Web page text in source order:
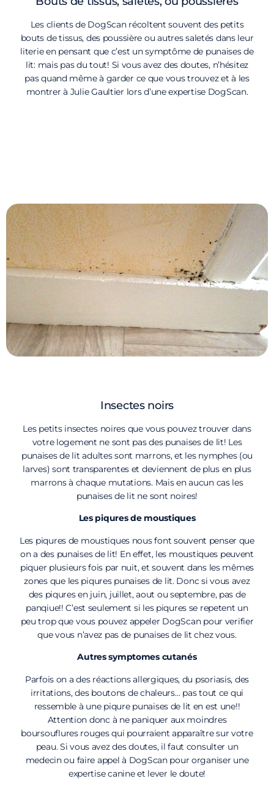
Les clients de DogScan récoltent souvent des petits
bouts de tissus, des poussière ou autres saletés dans leur
literie en pensant que c’est un symptôme de punaises de
lit: mais pas du tout! Si vous avez des doutes, n’hésitez
pas quand même à garder ce que vous trouvez et à les
montrer à Julie Gaultier lors d’une expertise DogScan.
Insectes noirs
Les petits insectes noires que vous pouvez trouver dans
votre logement ne sont pas des punaises de lit! Les
punaises de lit adultes sont marrons, et les nymphes (ou
larves) sont transparentes et deviennent de plus en plus
marrons à chaque mutations. Mais en aucun cas les
punaises de lit ne sont noires!
Les piqures de moustiques
Les piqures de moustiques nous font souvent penser que
on a des punaises de lit! En effet, les moustiques peuvent
piquer plusieurs fois par nuit, et souvent dans les mêmes
zones que les piqures punaises de lit. Donc si vous avez
des piqures en juin, juillet, aout ou septembre, pas de
panqiue!! C’est seulement si les piqures se repetent un
peu trop que vous pouvez appeler DogScan pour verifier
que vous n’avez pas de punaises de lit chez vous.
Autres symptomes cutanés
Parfois on a des réactions allergiques, du psoriasis, des
irritations, des boutons de chaleurs… pas tout ce qui
ressemble à une piqure punaises de lit en est une!!
Attention donc à ne paniquer aux moindres
boursouflures rouges qui pourraient apparaître sur votre
peau. Si vous avez des doutes, il faut consulter un
medecin ou faire appel à DogScan pour organiser une
expertise canine et lever le doute!